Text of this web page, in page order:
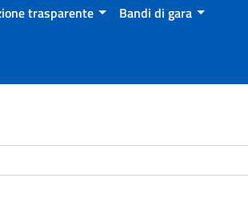
trasparente Bandi di gara